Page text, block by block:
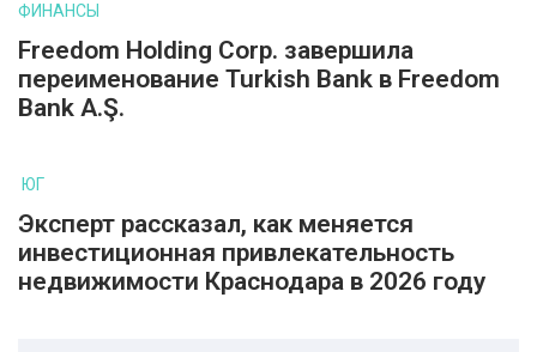
ФИНАНСЫ
Freedom Holding Corp. завершила
переименование Turkish Bank в Freedom
Bank A.Ş.
ЮГ
Эксперт рассказал, как меняется
инвестиционная привлекательность
недвижимости Краснодара в 2026 году